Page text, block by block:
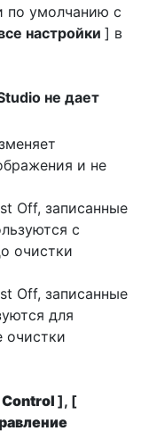
по умолчанию с
настройки ] в
не дает
и не
Off, записанные
с
очистки
Off, записанные
для
очистки
], [